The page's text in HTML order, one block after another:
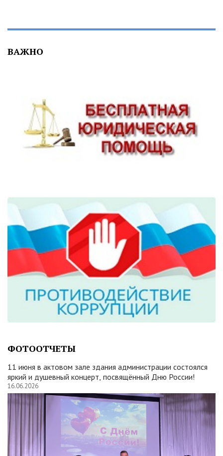
ВАЖНО
ФОТООТЧЕТЫ
11 июня в актовом зале здания администрации состоялся
яркий и душевный концерт, посвящённый Дню России!
16.06.2026